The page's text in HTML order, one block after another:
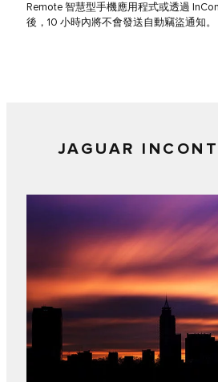
Remote 智慧型手機應用程式或透過
後，10 小時內將不會發送自動竊盜通知。
JAGUAR